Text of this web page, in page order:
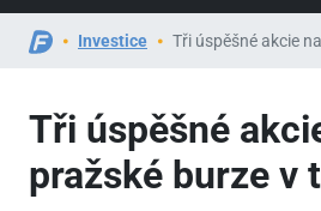
Investice Tři úspěšné akcie
Tři úspěšné
pražské burze v